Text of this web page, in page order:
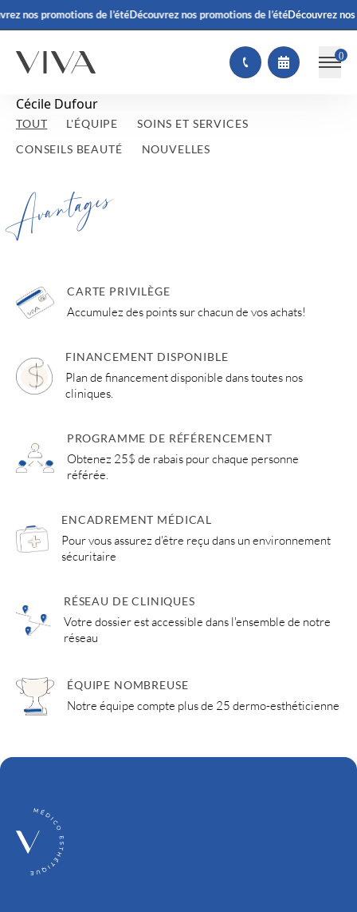
nos promotions de l’étéDécouvrez nos promotions de l’étéDécouvrez
()
Cécile Dufour
TOUT L'ÉQUIPE
SOINS ET SERVICES
CONSEILS BEAUTÉ
NOUVELLES
CARTE PRIVILÈGE
Accumulez des points sur chacun de vos achats!
FINANCEMENT DISPONIBLE
Plan de financement disponible dans toutes nos
cliniques.
PROGRAMME DE RÉFÉRENCEMENT
Obtenez 25$ de rabais pour chaque personne
référée.
ENCADREMENT MÉDICAL
Pour vous assurez d'être reçu dans un environnement
sécuritaire
RÉSEAU DE CLINIQUES
Votre dossier est accessible dans l'ensemble de notre
réseau
ÉQUIPE NOMBREUSE
Notre équipe compte plus de 25 dermo-esthéticienne